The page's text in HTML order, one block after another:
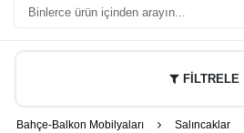
FİLTRELE
Bahçe-Balkon Mobilyaları Salıncaklar